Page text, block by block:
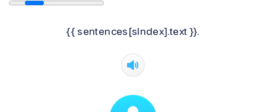
{{ sentences[sIndex].text }}.